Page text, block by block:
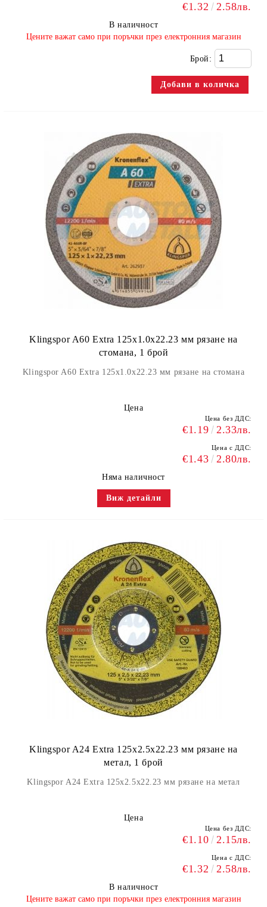
€1.32 2.58лв.
В наличност
​Цените важат само при поръчки през електронния магазин
Брой:
Klingspor A60 Extra 125x1.0x22.23 мм рязане на
стомана, 1 брой
Klingspor A60 Extra 125x1.0x22.23 мм рязане на стомана
Цена
Цена без ДДС:
€1.19 2.33лв.
Цена с ДДС:
€1.43 2.80лв.
Няма наличност
Виж детайли
Klingspor A24 Extra 125x2.5x22.23 мм рязане на
метал, 1 брой
Klingspor A24 Extra 125x2.5x22.23 мм рязане на метал
Цена
Цена без ДДС:
€1.10 2.15лв.
Цена с ДДС:
€1.32 2.58лв.
В наличност
​Цените важат само при поръчки през електронния магазин